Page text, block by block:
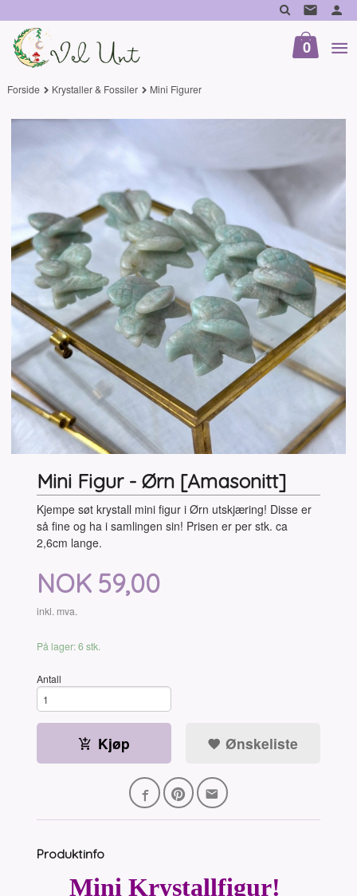
til
innholdet
0
Forside Krystaller & Fossiler Mini Figurer
Mini Figur - Ørn [Amasonitt]
Kjempe søt krystall mini figur i Ørn utskjæring! Disse er
så fine og ha i samlingen sin! Prisen er per stk. ca
2,6cm lange.
Pris
NOK 59,00
inkl. mva.
På lager: 6 stk.
Antall
Kjøp Ønskeliste
Produktinfo
Mini Krystallfigur!